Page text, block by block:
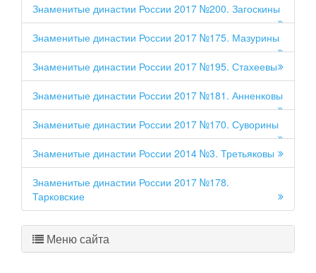
Знаменитые династии России 2017 №200. Загоскины
Знаменитые династии России 2017 №175. Мазурины
Знаменитые династии России 2017 №195. Стахеевы
Знаменитые династии России 2017 №181. Анненковы
Знаменитые династии России 2017 №170. Суворины
Знаменитые династии России 2014 №3. Третьяковы
Знаменитые династии России 2017 №178.
Тарковские
Меню сайта